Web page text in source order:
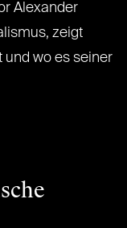
Alexander
zeigt
und wo es seiner